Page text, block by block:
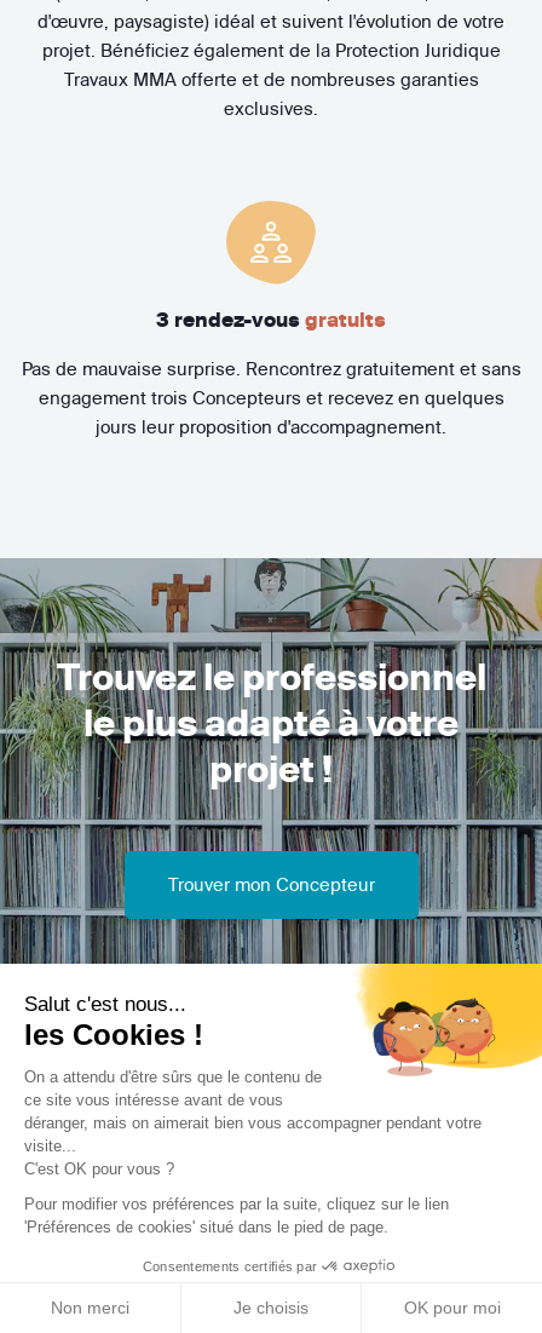
Salut c'est nous...
les Cookies !
On a attendu d'être sûrs que le contenu de
ce site vous intéresse avant de vous
déranger, mais on aimerait bien vous accompagner pendant votre
visite...
C'est OK pour vous ?
Pour modifier vos préférences par la suite, cliquez sur le lien
'Préférences de cookies' situé dans le pied de page.
Consentements certifiés par
Non merci Je choisis OK pour moi
d'œuvre, paysagiste) idéal et suivent l'évolution de votre
projet. Bénéficiez également de la Protection Juridique
Travaux MMA offerte et de nombreuses garanties
exclusives.
3 rendez-vous gratuits
Pas de mauvaise surprise. Rencontrez gratuitement et sans
engagement trois Concepteurs et recevez en quelques
jours leur proposition d'accompagnement.
Trouvez le professionnel
le plus adapté à votre
projet !
Trouver mon Concepteur
Trouver une réalisation/ Rénovation/
Logements collectifs
/Le Pain Perdu